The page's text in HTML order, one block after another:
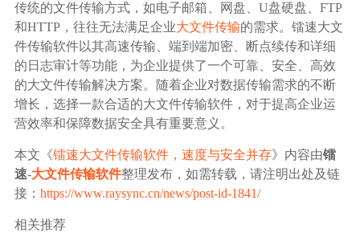
传统的文件传输方式，如电子邮箱、网盘、U盘硬盘、FTP
和HTTP，往往无法满足企业大文件传输的需求。镭速大文
件传输软件以其高速传输、端到端加密、断点续传和详细
的日志审计等功能，为企业提供了一个可靠、安全、高效
的大文件传输解决方案。随着企业对数据传输需求的不断
增长，选择一款合适的大文件传输软件，对于提高企业运
营效率和保障数据安全具有重要意义。
本文《镭速大文件传输软件，速度与安全并存》内容由镭
速-大文件传输软件整理发布，如需转载，请注明出处及链
接： https://www.raysync.cn/news/post-id-1841/
相关推荐